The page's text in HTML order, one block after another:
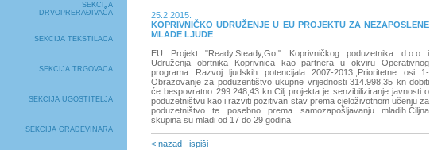
SEKCIJA
DRVOPRERAĐIVAČA
SEKCIJA TEKSTILACA
SEKCIJA TRGOVACA
SEKCIJA UGOSTITELJA
SEKCIJA GRAĐEVINARA
25.2.2015.
KOPRIVNIČKO UDRUŽENJE U EU PROJEKTU ZA NEZAPOSLENE
MLADE LJUDE
EU Projekt "Ready,Steady,Go!" Koprivničkog poduzetnika d.o.o i
Udruženja obrtnika Koprivnica kao partnera u okviru Operativnog
programa Razvoj ljudskih potencijala 2007-2013.,Prioritetne osi 1-
Obrazovanje za poduzentištvo ukupne vrijednosti 314.998,35 kn dobiti
će bespovratno 299.248,43 kn.Cilj projekta je senzibiliziranje javnosti o
poduzetništvu kao i razviti pozitivan stav prema cjeloživotnom učenju za
poduzetništvo te posebno prema samozapošljavanju mladih.Ciljna
skupina su mladi od 17 do 29 godina
< nazad ispiši